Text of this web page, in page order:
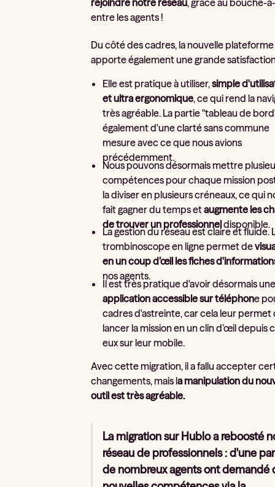
rejoindre notre réseau, grâce au bouche-
entre les agents !
Du côté des cadres, la nouvelle plateforme
apporte également une grande
Elle est pratique à utiliser,simple
et ultra ergonomique, ce qui rend la
très agréable. La partie "tableau de
également d'une clarté sans commune
mesure avec ce que nous avions
précédemment.
Nous pouvons désormais mettre
compétences pour chaque mission
la diviser en plusieurs créneaux, ce qui
fait gagner du temps etaugmente les
de trouver un professionneldisponible.
La gestion du réseau est claire et fluide.
trombinoscope en ligne permet de
en un coup d’œil les fiches
nos agents.
Il est très pratique d'avoir désormais
application accessible sur téléphone
cadres d'astreinte, car cela leur permet
lancer la mission en un clin d’œil depuis
eux sur leur mobile.
Avec cette migration, il a fallu accepter
changements, mais la manipulation du
outil est très agréable.
La migration sur Hublo a reboosté
réseau de professionnels : d'une
de nombreux agents ont demandé